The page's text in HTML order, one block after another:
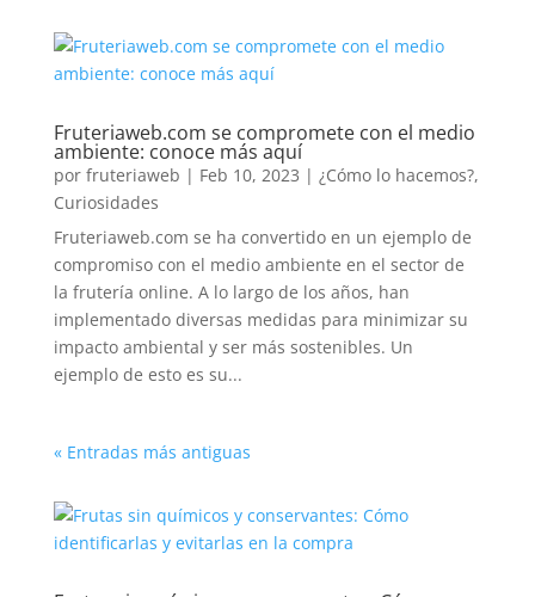
Fruteriaweb.com se compromete con el medio
ambiente: conoce más aquí
por fruteriaweb | Feb 10, 2023 | ¿Cómo lo hacemos?,
Curiosidades
Fruteriaweb.com se ha convertido en un ejemplo de
compromiso con el medio ambiente en el sector de
la frutería online. A lo largo de los años, han
implementado diversas medidas para minimizar su
impacto ambiental y ser más sostenibles. Un
ejemplo de esto es su...
« Entradas más antiguas